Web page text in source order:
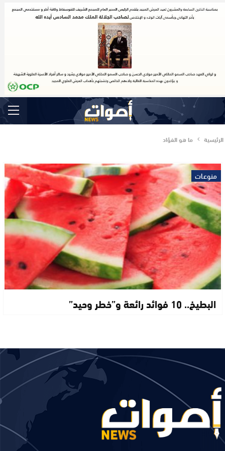
الرئيسية ما هو الفؤاد
منوعات
البطيخ.. 10 فوائد رائعة و”خطر وحيد”